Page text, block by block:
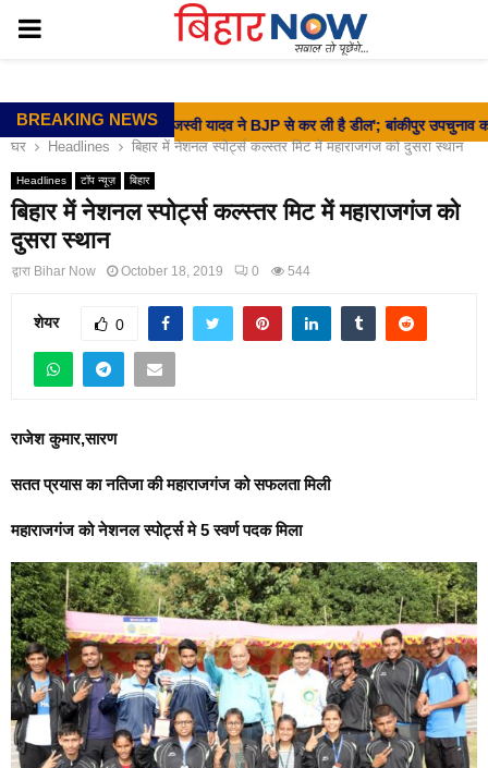
PRIMARY
BREAKING NEWS
फरार... ⇝ 'तेजस्‍वी यादव ने BJP से कर ली है डील'; बांकीपुर उपचुनाव का
घर Headlines बिहार में नेशनल स्पोर्ट्स कल्स्तर मिट में महाराजगंज को दुसरा स्थान
Headlines टॉप न्यूज़ बिहार
बिहार में नेशनल स्पोर्ट्स कल्स्तर मिट में महाराजगंज को
दुसरा स्थान
द्वारा Bihar Now October 18, 2019 0 544
शेयर 0
राजेश कुमार,सारण
सतत प्रयास का नतिजा की महाराजगंज को सफलता मिली
महाराजगंज को नेशनल स्पोर्ट्स मे 5 स्वर्ण पदक मिला